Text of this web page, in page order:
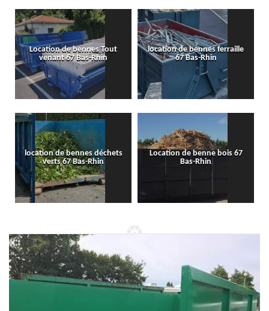
Location de bennes Tout
venant 67 Bas-Rhin
location de bennes ferraille
67 Bas-Rhin
location de bennes déchets
verts 67 Bas-Rhin
Location de benne bois 67
Bas-Rhin